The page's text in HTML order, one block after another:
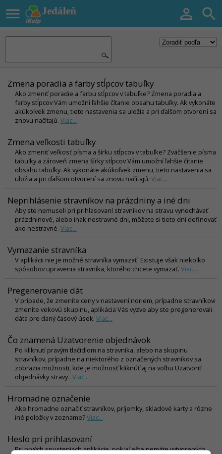
Jedáleň
  
Zmena poradia a farby stĺpcov tabuľky
Ako zmeniť poradie a farbu stĺpcov v tabuľke? Zmena poradia a
farby stĺpcov Vám umožní ľahšie čítanie obsahu tabuľky. Ak vykonáte
akúkoľvek zmenu, tieto nastavenia sa uložia a pri ďalšom otvorení sa
znovu načítajú. Viac...
Zmena veľkosti tabuľky
Ako zmeniť veľkosť písma a šírku stĺpcov v tabuľke? Zväčšenie písma
tabuľky a zároveň zmena šírky stĺpcov Vám umožní ľahšie čítanie
obsahu tabuľky. Ak vykonáte akúkoľvek zmenu, tieto nastavenia sa
uložia a pri ďalšom otvorení sa znovu načítajú. Viac...
Neprihlásenie stravníkov na prázdniny a iné dni
Aby ste nemuseli pri prihlasovaní stravníkov na stravu vynechávať
prázdninové, alebo inak nestravné dni, môžete si tieto dni definovať
ako nestravné. Viac...
Vymazanie stravníka
V aplikácii nie je možné stravníka vymazať. Existuje však niekoľko
spôsobov upravenia stravníka, ktorého chcete vymazať. Viac...
Pregenerovanie dát
V prípade, že zmeníte ceny v nastavení noriem, prípadne stravníkovi
zmeníte vekovú skupinu, aplikácia Vás vyzve aby ste pregenerovali
dáta pre daný časový úsek. Viac...
Čo znamená Uzatvorenie objednávok
Po kliknutí pravým tlačidlom na stravníka, alebo na skupinu
stravníkov, prípadne na niektorého z označených stravníkov sa
zobrazia možnosti, kde je možnosť kliknúť aj na voľbu Uzatvoriť
objednávky stravy . Viac...
Hromadne označenie
Ako hromadne označiť stravníkov, príjemky, skladové karty a rôzne
iné položky v zozname?Viac...
Heslo pri prihlasovaní
Pri prvých spusteniach aplikácie, pokiaľ ešte nemáte vytvorených